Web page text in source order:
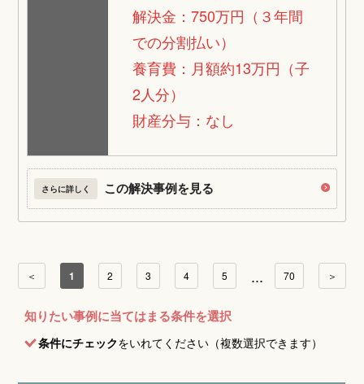
解決金：750万円（３年間
での分割払い）
養育費：月額約13万円（子
2人分）
財産分与：なし
さらに詳しく この解決事例を見る
＜ 1 2 3 4 5 ... 70 ＞
知りたい事例に当てはまる条件を選択
条件にチェックをいれてください（複数選択できます）